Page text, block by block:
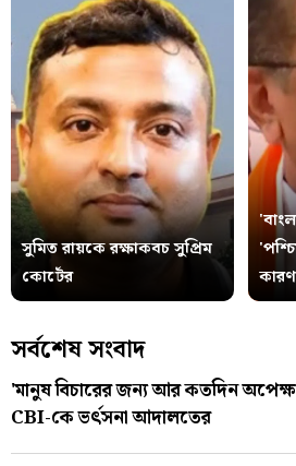
সুমিত রায়কে রক্ষাকবচ সুপ্রিম
কোর্টের
কারণ
সর্বশেষ সংবাদ
'মানুষ বিচারের জন্য আর কতদিন
CBI-কে ভর্ৎসনা আদালতের